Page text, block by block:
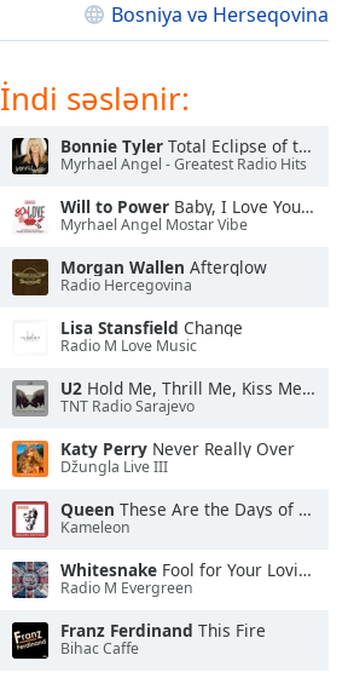
Bosniya və Herseqovina
İndi səslənir:
Bonnie Tyler Total Eclipse of the Heart
Myrhael Angel - Greatest Radio Hits
Will to Power Baby, I Love Your Way / Freebird
Myrhael Angel Mostar Vibe
Morgan Wallen Afterglow
Radio Hercegovina
Lisa Stansfield Change
Radio M Love Music
U2 Hold Me, Thrill Me, Kiss Me, Kill Me
TNT Radio Sarajevo
Katy Perry Never Really Over
Džungla Live III
Queen These Are the Days of Our Lives
Kameleon
Whitesnake Fool for Your Loving
Radio M Evergreen
Franz Ferdinand This Fire
Bihac Caffe